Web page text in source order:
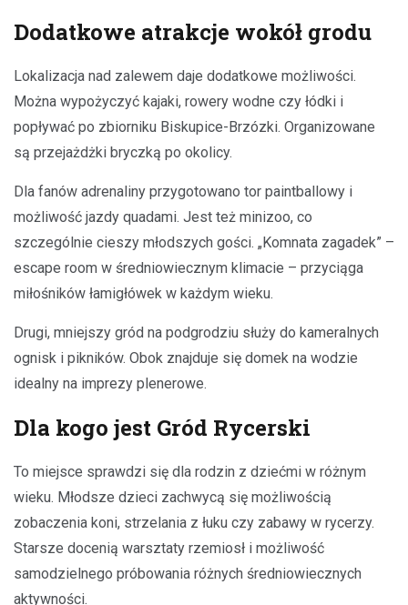
Dodatkowe atrakcje wokół grodu
Lokalizacja nad zalewem daje dodatkowe możliwości.
Można wypożyczyć kajaki, rowery wodne czy łódki i
popływać po zbiorniku Biskupice-Brzózki. Organizowane
są przejażdżki bryczką po okolicy.
Dla fanów adrenaliny przygotowano tor paintballowy i
możliwość jazdy quadami. Jest też minizoo, co
szczególnie cieszy młodszych gości. „Komnata zagadek” –
escape room w średniowiecznym klimacie – przyciąga
miłośników łamigłówek w każdym wieku.
Drugi, mniejszy gród na podgrodziu służy do kameralnych
ognisk i pikników. Obok znajduje się domek na wodzie
idealny na imprezy plenerowe.
Dla kogo jest Gród Rycerski
To miejsce sprawdzi się dla rodzin z dziećmi w różnym
wieku. Młodsze dzieci zachwycą się możliwością
zobaczenia koni, strzelania z łuku czy zabawy w rycerzy.
Starsze docenią warsztaty rzemiosł i możliwość
samodzielnego próbowania różnych średniowiecznych
aktywności.